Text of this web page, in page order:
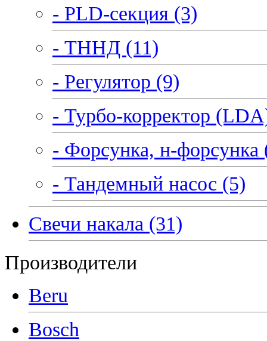
- PLD-секция (3)
- ТННД (11)
- Регулятор (9)
- Турбо-корректор
- Форсунка, н-форсунка
- Тандемный насос (5)
Свечи накала (31)
Производители
Beru
Bosch